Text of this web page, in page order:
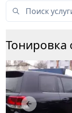
Тонировка
Previous slide